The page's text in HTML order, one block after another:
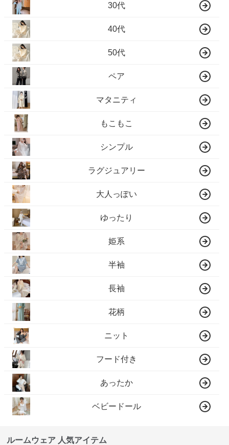
30代
40代
50代
ペア
マタニティ
もこもこ
シンプル
ラグジュアリー
大人っぽい
ゆったり
姫系
半袖
長袖
花柄
ニット
フード付き
あったか
ベビードール
ルームウェア 人気アイテム